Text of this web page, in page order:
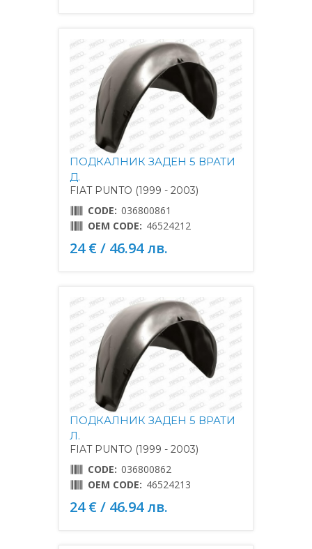
ПОДКАЛНИК ЗАДЕН 5 ВРАТИ
Д.
FIAT PUNTO (1999 - 2003)
CODE: 036800861
OEM CODE: 46524212
24 € / 46.94 лв.
ПОДКАЛНИК ЗАДЕН 5 ВРАТИ
Л.
FIAT PUNTO (1999 - 2003)
CODE: 036800862
OEM CODE: 46524213
24 € / 46.94 лв.